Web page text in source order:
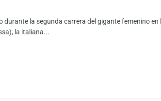
durante la segunda carrera del gigante femenino
la italiana...